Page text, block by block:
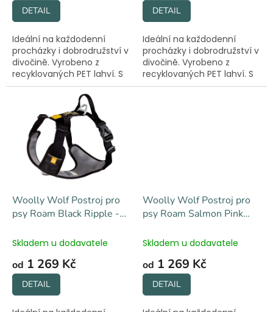
DETAIL
Ideální na každodenní
procházky i dobrodružství v
divočině. Vyrobeno z
recyklovaných PET lahví. S
reflexními prvky a
praktickou rukojetí.
DETAIL
Ideální na každodenní
procházky i dobrodružství v
divočině. Vyrobeno z
recyklovaných PET lahví. S
reflexními prvky a
Woolly Wolf Postroj pro
psy Roam Black Ripple -
Skladem u dodavatele
od 1 269 Kč
DETAIL
Woolly Wolf Postroj pro
psy Roam Salmon Pink
Skladem u dodavatele
od 1 269 Kč
DETAIL